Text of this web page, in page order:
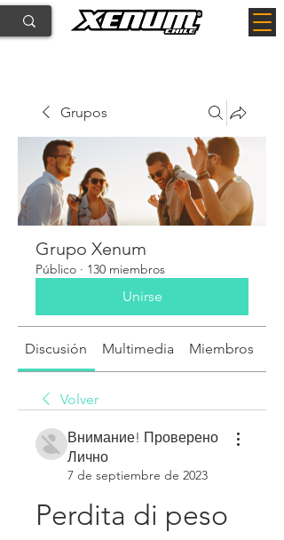
Grupos
Grupo Xenum
Público · 130 miembros
Unirse
Discusión Multimedia Miembros
Volver
Внимание! Проверено
Лично
7 de septiembre de 2023
Perdita di peso